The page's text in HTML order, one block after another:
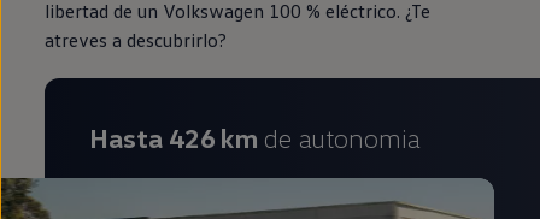
libertad de un Volkswagen 100 % eléctrico. ¿Te
atreves a descubrirlo?
Hasta 426 km de autonomia